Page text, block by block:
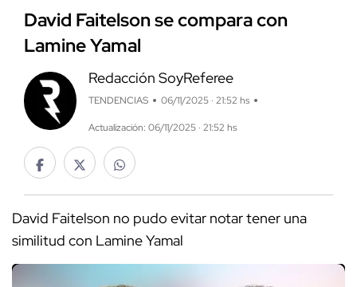
David Faitelson se compara con
Lamine Yamal
Redacción SoyReferee
TENDENCIAS 06/11/2025 · 21:52 hs
Actualización: 06/11/2025 · 21:52 hs
David Faitelson no pudo evitar notar tener una
similitud con Lamine Yamal